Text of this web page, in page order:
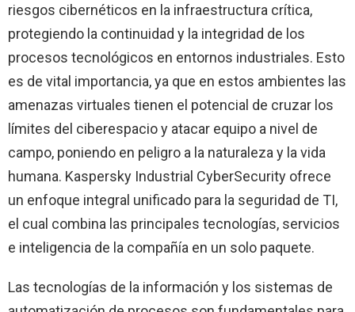
riesgos cibernéticos en la infraestructura crítica,
protegiendo la continuidad y la integridad de los
procesos tecnológicos en entornos industriales. Esto
es de vital importancia, ya que en estos ambientes las
amenazas virtuales tienen el potencial de cruzar los
límites del ciberespacio y atacar equipo a nivel de
campo, poniendo en peligro a la naturaleza y la vida
humana. Kaspersky Industrial CyberSecurity ofrece
un enfoque integral unificado para la seguridad de TI,
el cual combina las principales tecnologías, servicios
e inteligencia de la compañía en un solo paquete.
Las tecnologías de la información y los sistemas de